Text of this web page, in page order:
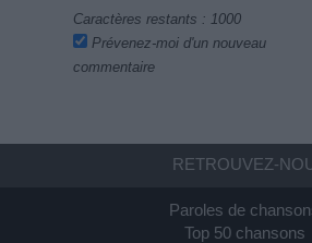
Caractères restants : 1000
Prévenez-moi d'un nouveau
commentaire
RETROUVEZ-
Paroles de
Top 50 chansons